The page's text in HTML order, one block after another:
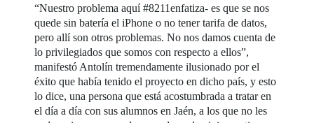
“Nuestro problema aquí #8211enfatiza- es que se nos
quede sin batería el iPhone o no tener tarifa de datos,
pero allí son otros problemas. No nos damos cuenta de
lo privilegiados que somos con respecto a ellos”,
manifestó Antolín tremendamente ilusionado por el
éxito que había tenido el proyecto en dicho país, y esto
lo dice, una persona que está acostumbrada a tratar en
el día a día con sus alumnos en Jaén, a los que no les